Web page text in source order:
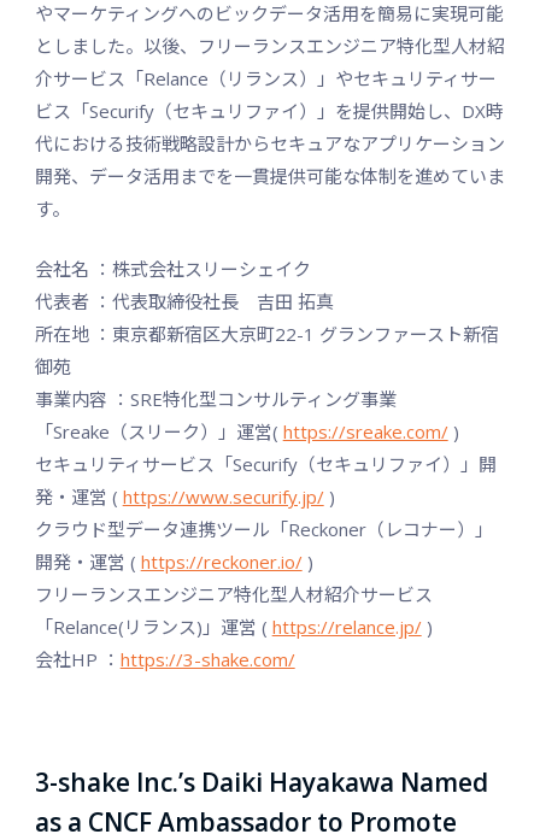
やマーケティングへのビックデータ活用を簡易に実現可能
としました。以後、フリーランスエンジニア特化型人材紹
介サービス「Relance（リランス）」やセキュリティサー
ビス「Securify（セキュリファイ）」を提供開始し、DX時
代における技術戦略設計からセキュアなアプリケーション
開発、データ活用までを一貫提供可能な体制を進めていま
す。
会社名 ：株式会社スリーシェイク
代表者 ：代表取締役社長 吉田 拓真
所在地 ：東京都新宿区大京町22-1 グランファースト新宿
御苑
事業内容 ：SRE特化型コンサルティング事業
「Sreake（スリーク）」運営( https://sreake.com/)
セキュリティサービス「Securify（セキュリファイ）」開
発・運営 ( https://www.securify.jp/)
クラウド型データ連携ツール「Reckoner（レコナー）」
開発・運営 ( https://reckoner.io/)
フリーランスエンジニア特化型人材紹介サービス
「Relance(リランス)」運営 ( https://relance.jp/)
会社HP ： https://3-shake.com/
3-shake Inc.’s Daiki Hayakawa Named
as a CNCF Ambassador to Promote